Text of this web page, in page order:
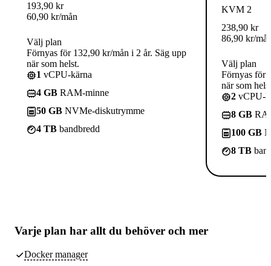
193,90 kr
60,90 kr/mån
Välj plan
Förnyas för 132,90 kr/mån i 2 år. Säg upp
när som helst.
1 vCPU-kärna
4 GB RAM-minne
50 GB NVMe-diskutrymme
4 TB bandbredd
KVM 2
238,90 kr
86,90 kr/
Välj plan
Förnyas för
när som
2 vCPU-
8 GB
100 GB
8 TB
Varje plan har allt du behöver och mer
Docker manager